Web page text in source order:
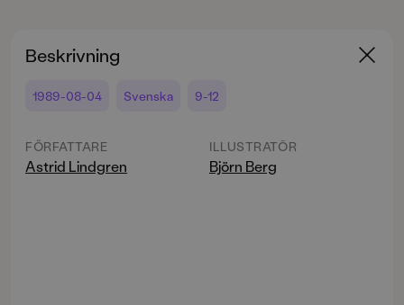
Beskrivning
1989-08-04 Svenska 9-12
FÖRFATTARE
Astrid Lindgren
ILLUSTRATÖR
Björn Berg